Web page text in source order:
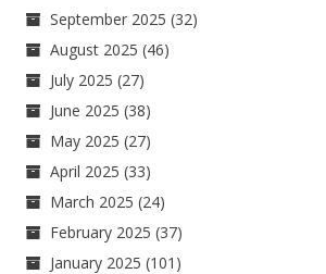
September 2025 (32)
August 2025 (46)
July 2025 (27)
June 2025 (38)
May 2025 (27)
April 2025 (33)
March 2025 (24)
February 2025 (37)
January 2025 (101)